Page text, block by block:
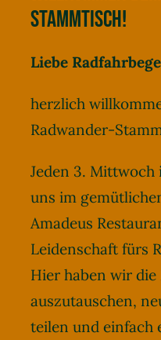
Stammtisch!
Liebe
herzlich
Radwander-
Jeden 3.
uns im
Amadeus
Leidenschaft fürs
Hier haben wir
auszutauschen,
teilen und einfach